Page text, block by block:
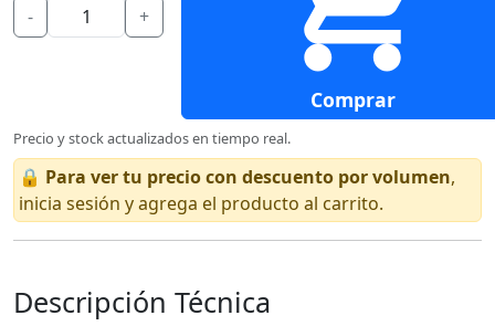
- +
Comprar
Precio y stock actualizados en tiempo real.
🔒 Para ver tu precio con descuento por volumen,
inicia sesión y agrega el producto al carrito.
Descripción Técnica